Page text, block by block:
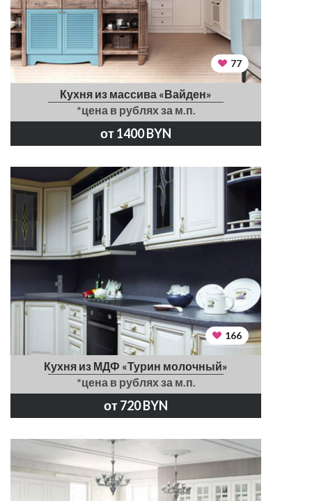
77
Кухня из массива «Вайден»
*цена в рублях за м.п.
от 1400 BYN
166
Кухня из МДФ «Турин молочный»
*цена в рублях за м.п.
от 720 BYN